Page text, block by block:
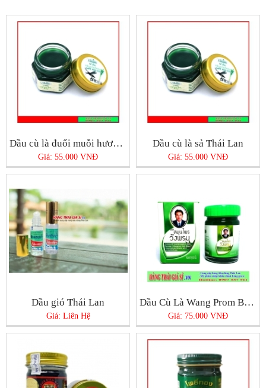
Dầu cù là đuổi muỗi hương sả Thái Lan
Giá: 55.000 VNĐ
Dầu cù là sả Thái Lan
Giá: 55.000 VNĐ
Dầu gió Thái Lan
Giá: Liên Hệ
Dầu Cù Là Wang Prom Balm
Giá: 75.000 VNĐ